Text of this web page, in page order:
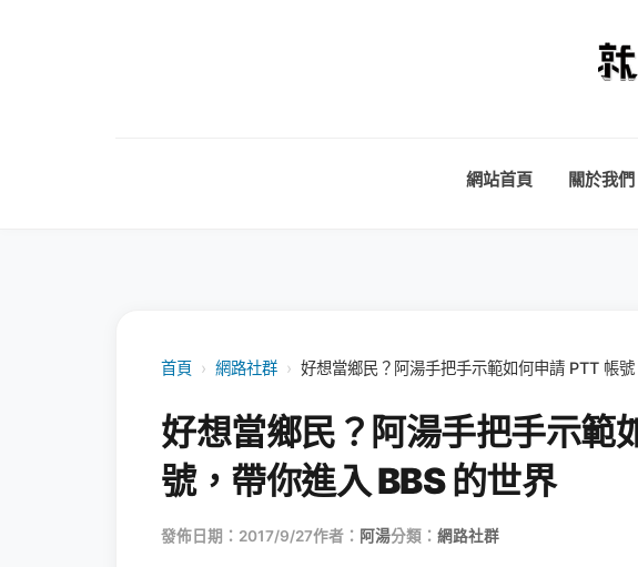
網站首頁 關於我們
首頁 › 網路社群 › 好想當鄉民？阿湯手把手示範如何申請 PTT 帳
好想當鄉民？阿湯手把手示範
號，帶你進入 BBS 的世界
發佈日期：2017/9/27作者： 阿湯分類： 網路社群